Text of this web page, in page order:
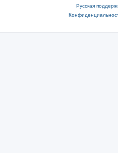
Русская